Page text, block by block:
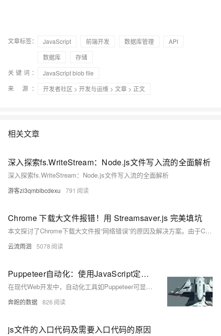
文章标签： JavaScript 前端开发 数据库管理
API
数据库
存储
关键词：
JavaScript blob file
来 源：
开发者社区 > 开发与运维 > 文章 > 正文
相关文章
深入探索fs.WriteStream：Node.js文件写入流的全面解析
深入探索fs.WriteStream：Node.js文件写入流的全面解析
游客zi3qmblbcdexu 791
Chrome 下载大文件报错！用 Streamsaver.js 完美填坑
本文探讨了Chrome下载大文件报“网络错误”的原因及解决方案。由于Chrome对Blob数据有大小限制，导致大文件下载失败。通过将responseType改为ArrayBuffer可临时解决1-2G文件问题，但超3G仍会崩溃。最佳方案是使用Streamsaver.js实现流式下载，边接收边保存，避免内存溢出，完美支持超大文件下载。
云流雨洄 5078
Puppeteer自动化：使用JavaScript定制PDF下载
在现代Web开发中，自动化工具如Puppeteer可显著提升效率并减少重复工作。Puppeteer是一款强大的Node.js库，能够控制无头Chrome或Chromium浏览器，适用于网页快照生成、数据抓取及自动化测试等任务。本文通过示例展示了如何使用Puppeteer自动化生成定制化的PDF文件，并介绍了如何通过配置代理IP、设置user-agent和cookie等技术增强自动化过程的灵活性与稳定性。具体步骤包括安装Puppeteer、配置代理IP、设置user-agent和cookie等，最终生成符合需求的PDF文件。此技术可应用于报表生成、发票打印等多种场景。
奔跑的数据 826
js文件的入口代码及需要入口代码的原因